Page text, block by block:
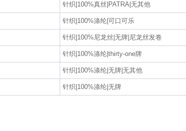
针织|100%真丝|PATRA|无其他
针织|100%涤纶|可口可乐
针织|100%尼龙丝|无牌|尼龙丝发卷
针织|100%涤纶|thirty-one牌
针织|100%涤纶|无牌|无其他
针织|100%涤纶|无牌